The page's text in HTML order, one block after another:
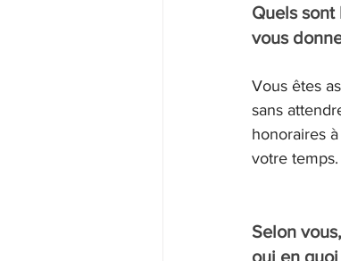
Quels
vous
Vous êtes
sans
honoraires
votre temps.
Selon
oui en